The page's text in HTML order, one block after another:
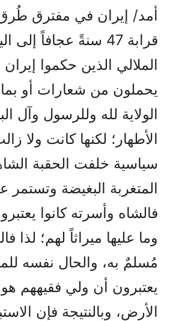
أمد/ إيران في مفترق
قرابة 47 سنةً عجافاً
الملالي الذين حكموا
يحملون من شعارات أو
الولاية لله وللرسول وآل
الأطهار؛ لكنها كانت ولا
سياسية خلفت الحقبة
المتغربة البغيضة وتستمر
فالشاه وأسرته كانوا
وما عليها ميراثاً لهم؛
مُسلمٌ به، والحال نفسه
يعتبرون أن ولي فقيههم
الأرض، وبالنتيجة فإن